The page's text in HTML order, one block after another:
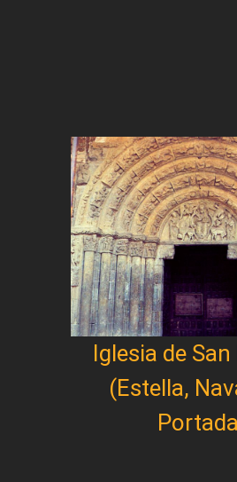
Iglesia de
(Estella,
Portada